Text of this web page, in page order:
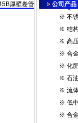
厚壁卷管
公司产品
※ 不
※ 结
※ 高
※ 合
※ 化
※ 石
※ 流
※ 低
※ 合